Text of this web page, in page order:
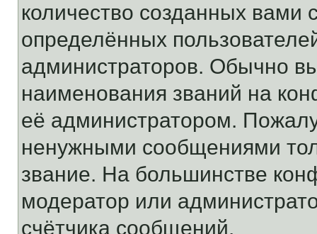
количество созданных
определённых
администраторов. Обычно
наименования званий на
её администратором.
ненужными сообщениями
звание. На большинстве
модератор или
счётчика сообщений.